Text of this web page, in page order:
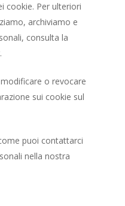
cookie. Per ulteriori
archiviamo e
consulta la
o revocare
sui cookie sul
puoi contattarci
nella nostra